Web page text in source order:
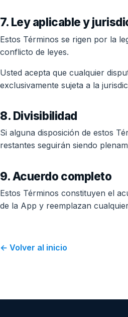
7. Ley aplicable y
Estos Términos se rigen por la
conflicto de leyes.
Usted acepta que cualquier
exclusivamente sujeta a la
8. Divisibilidad
Si alguna disposición de estos
restantes seguirán siendo
9. Acuerdo completo
Estos Términos constituyen el
de la App y reemplazan
← Volver al inicio